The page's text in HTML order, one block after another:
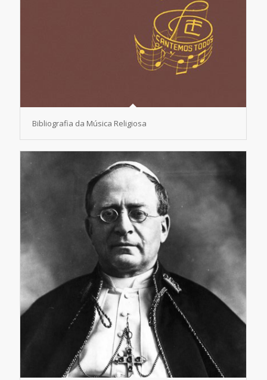
Bibliografia da Música Religiosa